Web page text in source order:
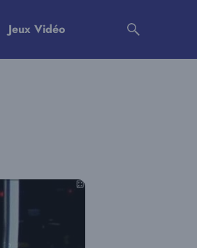
Jeux Vidéo